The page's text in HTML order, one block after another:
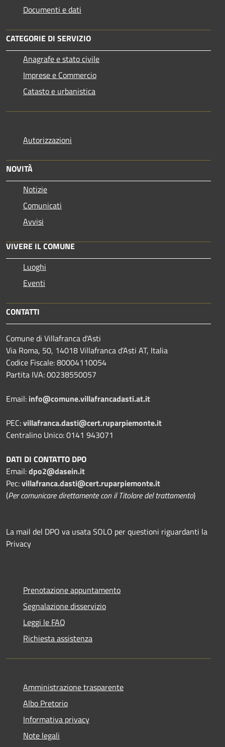
Documenti e dati
CATEGORIE DI SERVIZIO
Anagrafe e stato civile
Imprese e Commercio
Catasto e urbanistica
Autorizzazioni
NOVITÀ
Notizie
Comunicati
Avvisi
VIVERE IL COMUNE
Luoghi
Eventi
CONTATTI
Comune di Villafranca d'Asti
Via Roma, 50, 14018 Villafranca d'Asti AT, Italia
Codice Fiscale: 80004110054
Partita IVA: 00238550057
Email: info@comune.villafrancadasti.at.it
PEC:villafranca.dasti@cert.ruparpiemonte.it
Centralino Unico: 0141 943071
DATI DI CONTATTO DPO
Email:dpo2@dasein.it
Pec:villafranca.dasti@cert.ruparpiemonte.it
(Per comunicare direttamente con il Titolare del trattamento)
La mail del DPO va usata SOLO per questioni riguardanti la
Privacy
Prenotazione appuntamento
Segnalazione disservizio
Leggi le FAQ
Richiesta assistenza
Amministrazione trasparente
Albo Pretorio
Informativa privacy
Note legali